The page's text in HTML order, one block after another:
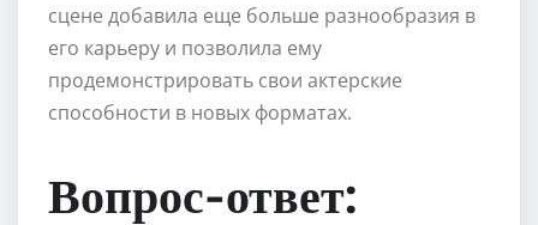
сцене добавила еще больше разнообразия в
его карьеру и позволила ему
продемонстрировать свои актерские
способности в новых форматах.
Вопрос-ответ: